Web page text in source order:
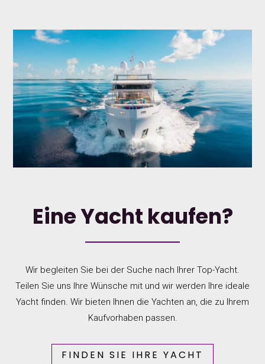
Eine Yacht kaufen?
Wir begleiten Sie bei der Suche nach Ihrer Top-Yacht.
Teilen Sie uns Ihre Wünsche mit und wir werden Ihre ideale
Yacht finden. Wir bieten Ihnen die Yachten an, die zu Ihrem
Kaufvorhaben passen.
FINDEN SIE IHRE YACHT